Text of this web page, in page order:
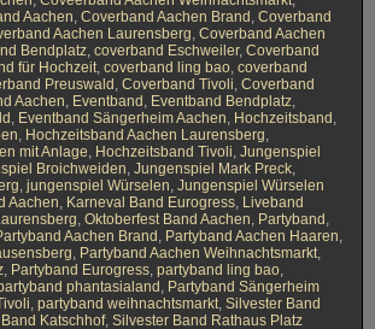
Aachen, Coverband Aachen Brand , Coverband
Aachen Laurensberg, Coverband Aachen
Bendplatz, coverband Eschweiler, Coverband
für Hochzeit, coverband ling bao, coverband
Preuswald , Coverband Tivoli, Coverband
Aachen, Eventband , Eventband Bendplatz,
, Eventband Sängerheim Aachen, Hochzeitsband ,
, Hochzeitsband Aachen Laurensberg,
mit Anlage, Hochzeitsband Tivoli, Jungenspiel
Broichweiden, Jungenspiel Mark Preck,
, jungenspiel Würselen, Jungenspiel Würselen
Aachen, Karneval Band Eurogress, Liveband
, Oktoberfest Band Aachen, Partyband ,
Aachen Brand , Partyband Aachen Haaren,
, Partyband Aachen Weihnachtsmarkt,
, Partyband Eurogress, partyband ling bao,
phantasialand , Partyband Sängerheim
, partyband weihnachtsmarkt, Silvester Band
Katschhof, Silvester Band Rathaus Platz